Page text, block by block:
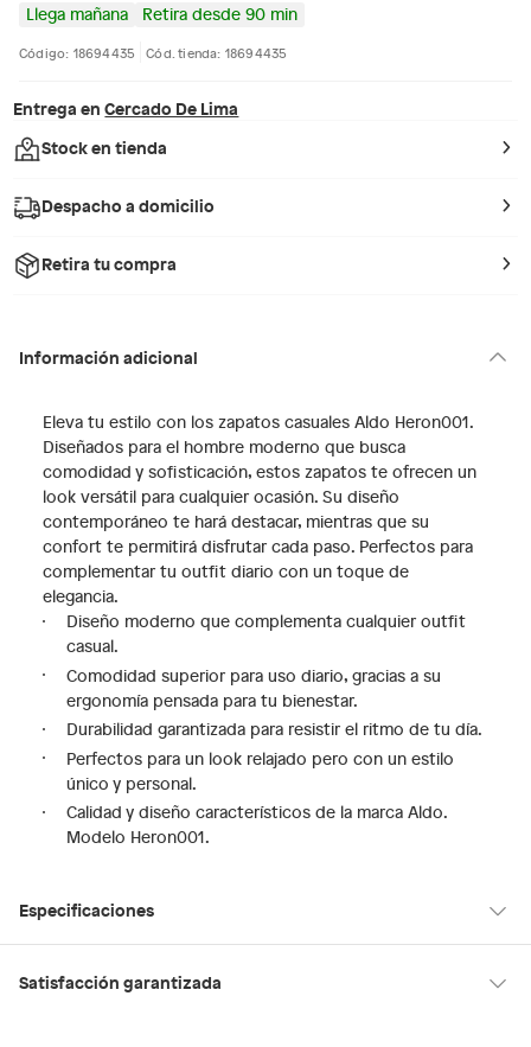
Llega mañana Retira desde 90 min
Código: 18694435 Cód. tienda: 18694435
Entrega en Cercado De Lima
Stock en tienda
Despacho a domicilio
Retira tu compra
Información adicional
Eleva tu estilo con los zapatos casuales Aldo Heron001.
Diseñados para el hombre moderno que busca
comodidad y sofisticación, estos zapatos te ofrecen un
look versátil para cualquier ocasión. Su diseño
contemporáneo te hará destacar, mientras que su
confort te permitirá disfrutar cada paso. Perfectos para
complementar tu outfit diario con un toque de
elegancia.
Diseño moderno que complementa cualquier outfit
casual.
Comodidad superior para uso diario, gracias a su
ergonomía pensada para tu bienestar.
Durabilidad garantizada para resistir el ritmo de tu día.
Perfectos para un look relajado pero con un estilo
único y personal.
Calidad y diseño característicos de la marca Aldo.
Modelo Heron001.
Especificaciones
Hecho en
Satisfacción garantizada